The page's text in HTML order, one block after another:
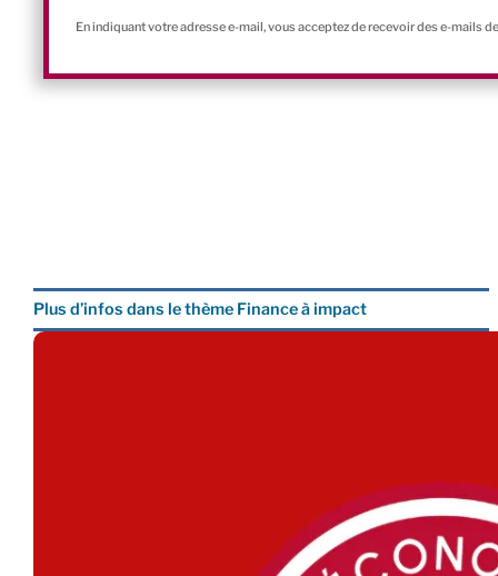
En indiquant votre adresse e-mail, vous acceptez de recevoir des e-mails
Plus d’infos dans le thème Finance à impact